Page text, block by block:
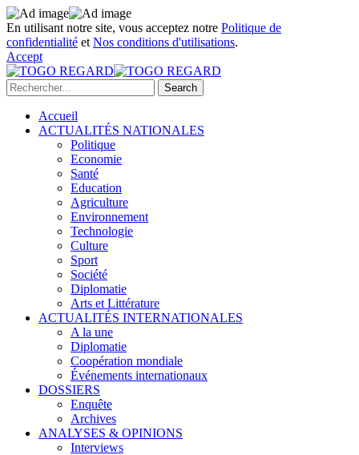
En utilisant notre site, vous acceptez notre Politique de
confidentialité et Nos conditions d'utilisations.
Accept
Accueil
ACTUALITÉS NATIONALES
Politique
Economie
Santé
Education
Agriculture
Environnement
Technologie
Culture
Sport
Société
Diplomatie
Arts et Littérature
ACTUALITÉS INTERNATIONALES
A la une
Diplomatie
Coopération mondiale
Événements internationaux
DOSSIERS
Enquête
Archives
ANALYSES & OPINIONS
Interviews